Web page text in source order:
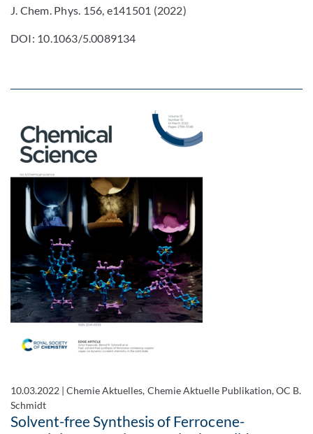
J. Chem. Phys. 156, e141501 (2022)
DOI: 10.1063/5.0089134
10.03.2022 |Chemie Aktuelles, Chemie Aktuelle Publikation, OC B.
Schmidt
Solvent-free Synthesis of Ferrocene-